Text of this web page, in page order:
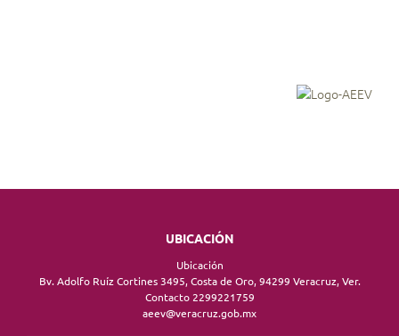
UBICACIÓN
Ubicación
Bv. Adolfo Ruíz Cortines 3495, Costa de Oro, 94299 Veracruz, Ver.
Contacto 2299221759
aeev@veracruz.gob.mx